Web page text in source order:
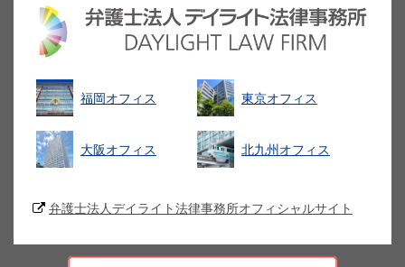
福岡オフィス 東京オフィス
大阪オフィス 北九州オフィス
弁護士法人デイライト法律事務所オフィシャルサイト